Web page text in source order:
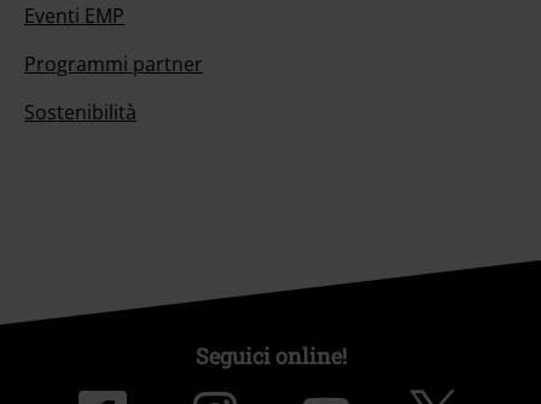
Eventi EMP
Programmi partner
Sostenibilità
Seguici online!